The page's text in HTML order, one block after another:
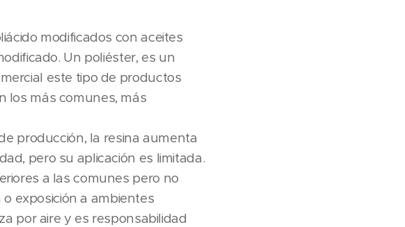
modificados con aceites
Un poliéster, es un
este tipo de productos
los más comunes, más
producción, la resina aumenta
pero su aplicación es limitada.
a las comunes pero no
exposición a ambientes
por aire y es responsabilidad